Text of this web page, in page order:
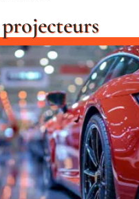
projecteurs